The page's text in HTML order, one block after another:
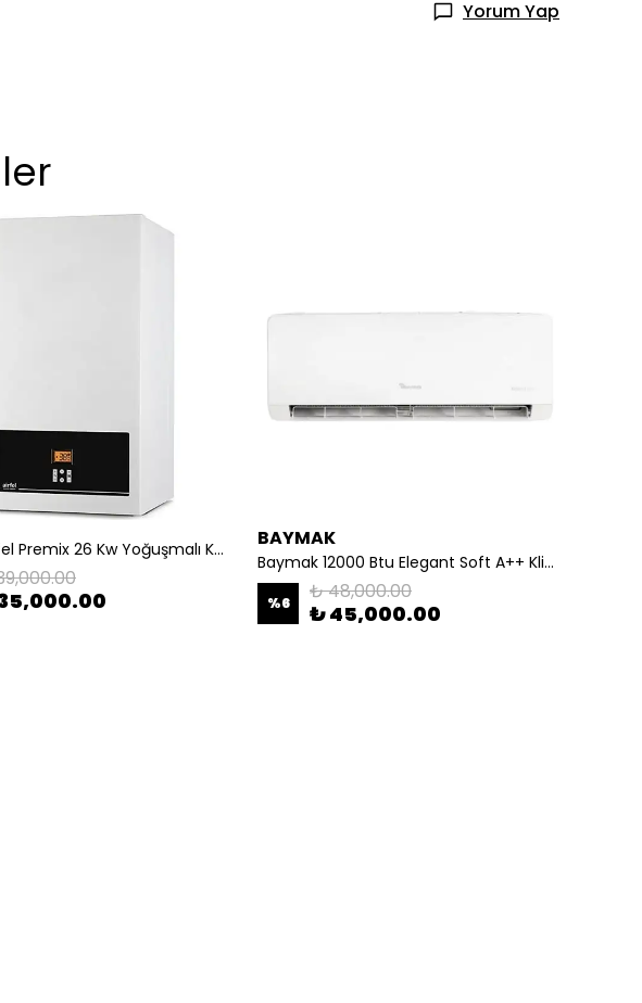
Yorum Yap
Airfel Digifel Premix 26 Kw Yoğuşmalı Kombi BAYMAK
Baymak 12000 Btu Elegant Soft A++ Klima
%6 ₺ 48,000.00
₺ 45,000.00